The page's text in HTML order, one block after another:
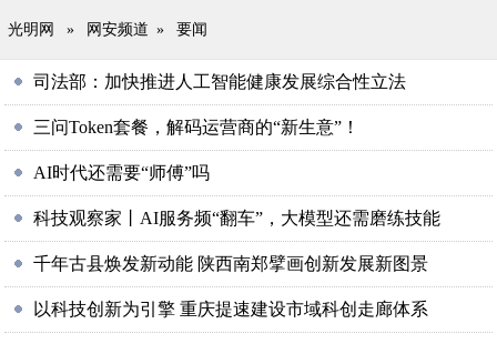
光明网 » 网安频道 » 要闻
司法部：加快推进人工智能健康发展综合性立法
三问Token套餐，解码运营商的“新生意”！
AI时代还需要“师傅”吗
科技观察家丨AI服务频“翻车”，大模型还需磨练技能
千年古县焕发新动能 陕西南郑擘画创新发展新图景
以科技创新为引擎 重庆提速建设市域科创走廊体系